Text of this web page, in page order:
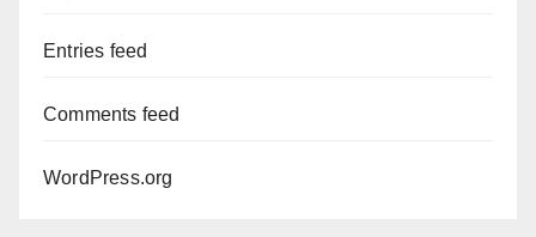
Entries feed
Comments feed
WordPress.org